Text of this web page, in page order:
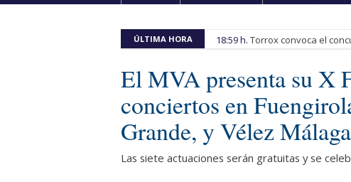
ÚLTIMA HORA 18:59 h. Torrox convoca el
El MVA presenta su X
conciertos en
Grande, y Vélez Málaga
Las siete actuaciones serán gratuitas y se